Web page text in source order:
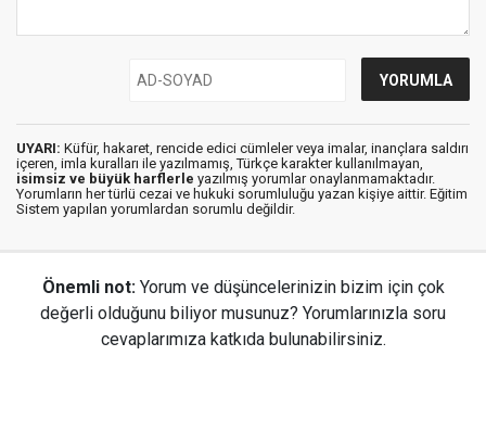
UYARI: Küfür, hakaret, rencide edici cümleler veya imalar, inançlara saldırı
içeren, imla kuralları ile yazılmamış, Türkçe karakter kullanılmayan,
isimsiz ve büyük harflerle yazılmış yorumlar onaylanmamaktadır.
Yorumların her türlü cezai ve hukuki sorumluluğu yazan kişiye aittir. Eğitim
Sistem yapılan yorumlardan sorumlu değildir.
Önemli not: Yorum ve düşüncelerinizin bizim için çok
değerli olduğunu biliyor musunuz? Yorumlarınızla soru
cevaplarımıza katkıda bulunabilirsiniz.